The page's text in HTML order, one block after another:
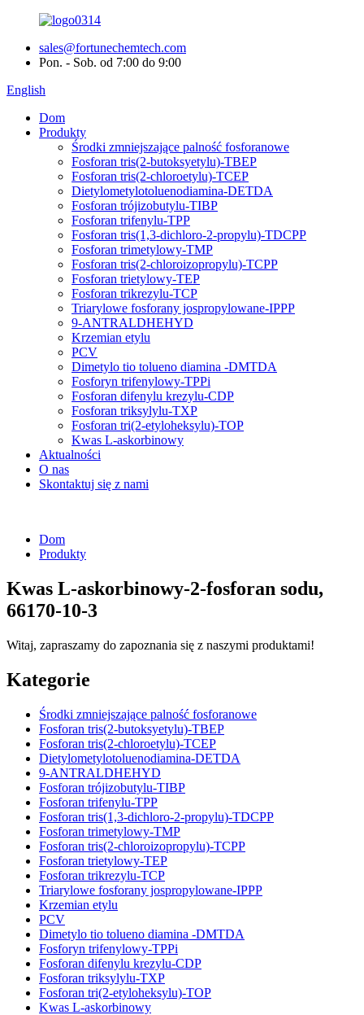
sales@fortunechemtech.com
Pon. - Sob. od 7:00 do 9:00
English
Dom
Produkty
Środki zmniejszające palność fosforanowe
Fosforan tris(2-butoksyetylu)-TBEP
Fosforan tris(2-chloroetylu)-TCEP
Dietylometylotoluenodiamina-DETDA
Fosforan trójizobutylu-TIBP
Fosforan trifenylu-TPP
Fosforan tris(1,3-dichloro-2-propylu)-TDCPP
Fosforan trimetylowy-TMP
Fosforan tris(2-chloroizopropylu)-TCPP
Fosforan trietylowy-TEP
Fosforan trikrezylu-TCP
Triarylowe fosforany jospropylowane-IPPP
9-ANTRALDHEHYD
Krzemian etylu
PCV
Dimetylo tio tolueno diamina -DMTDA
Fosforyn trifenylowy-TPPi
Fosforan difenylu krezylu-CDP
Fosforan triksylylu-TXP
Fosforan tri(2-etyloheksylu)-TOP
Kwas L-askorbinowy
Aktualności
O nas
Skontaktuj się z nami
Dom
Produkty
Kwas L-askorbinowy-2-fosforan sodu,
66170-10-3
Witaj, zapraszamy do zapoznania się z naszymi produktami!
Kategorie
Środki zmniejszające palność fosforanowe
Fosforan tris(2-butoksyetylu)-TBEP
Fosforan tris(2-chloroetylu)-TCEP
Dietylometylotoluenodiamina-DETDA
9-ANTRALDHEHYD
Fosforan trójizobutylu-TIBP
Fosforan trifenylu-TPP
Fosforan tris(1,3-dichloro-2-propylu)-TDCPP
Fosforan trimetylowy-TMP
Fosforan tris(2-chloroizopropylu)-TCPP
Fosforan trietylowy-TEP
Fosforan trikrezylu-TCP
Triarylowe fosforany jospropylowane-IPPP
Krzemian etylu
PCV
Dimetylo tio tolueno diamina -DMTDA
Fosforyn trifenylowy-TPPi
Fosforan difenylu krezylu-CDP
Fosforan triksylylu-TXP
Fosforan tri(2-etyloheksylu)-TOP
Kwas L-askorbinowy